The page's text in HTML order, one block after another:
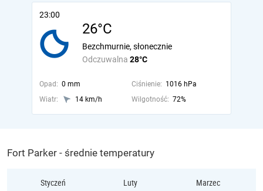
23:00
26°C
Odczuwalna 28°C
Bezchmurnie, słonecznie
Opad: 0 mm Ciśnienie: 1016 hPa
Wiatr:
14 km/h Wilgotność: 72%
Fort Parker - średnie temperatury
Styczeń Luty Marzec